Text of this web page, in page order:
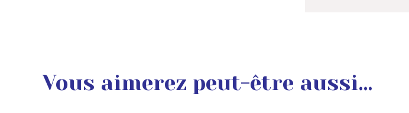
Vous aimerez peut-être aussi…